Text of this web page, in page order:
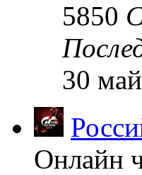
5850
30
Онлайн